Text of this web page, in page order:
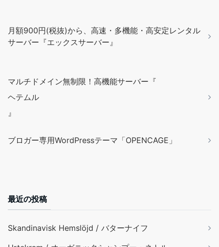
月額900円(税抜)から、高速・多機能・高安定レンタル
サーバー『エックスサーバー』
マルチドメイン無制限！高機能サーバー『
ヘテムル
』
ブロガー専用WordPressテーマ「OPENCAGE」
最近の投稿
Skandinavisk Hemslöjd / バターナイフ